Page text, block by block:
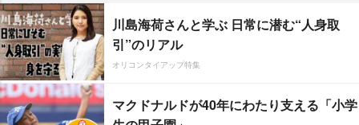
川島海荷さんと学ぶ 日常に潜む“人身取
引”のリアル
オリコンタイアップ特集
マクドナルドが40年にわたり支える「小学